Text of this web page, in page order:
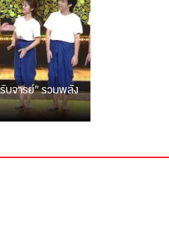
บจารย์” รวมพลัง